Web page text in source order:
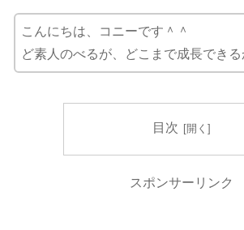
こんにちは、コニーです＾＾
ど素人のべるが、どこまで成長できる
目次
スポンサーリンク